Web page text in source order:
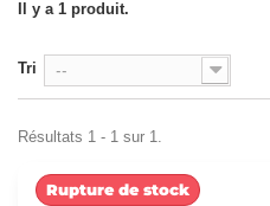
Il y a 1 produit.
Tri --
Résultats 1 - 1 sur 1.
Rupture de stock